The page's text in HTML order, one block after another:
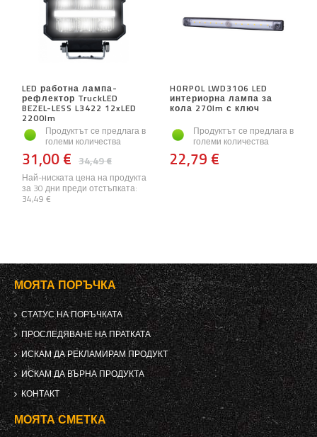
LED работна лампа-
рефлектор TruckLED
BEZEL-LESS L3422 12xLED
2200lm
Продуктът се предлага в
големи количества
34,49 €
31,00 €
Най-ниската цена на продукта
за 30 дни преди отстъпката:
34,49 €
HORPOL LWD3106 LED
интериорна лампа за
кола 270lm с ключ
Продуктът се предлага в
големи количества
22,79 €
МОЯТА ПОРЪЧКА
СТАТУС НА ПОРЪЧКАТА
ПРОСЛЕДЯВАНЕ НА ПРАТКАТА
ИСКАМ ДА РЕКЛАМИРАМ ПРОДУКТ
ИСКАМ ДА ВЪРНА ПРОДУКТА
КОНТАКТ
МОЯТА СМЕТКА